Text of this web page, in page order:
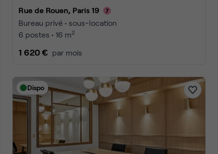
Rue de Rouen, Paris 19
Bureau privé • sous-location
6 postes • 16 m2
1 620 € par mois
Dispo